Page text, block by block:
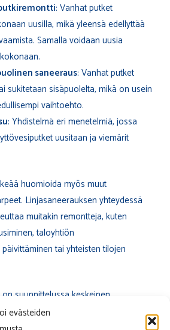
evästeiden
: Vanhat putket
uusilla, mikä yleensä edellyttää
Samalla voidaan uusia
saneeraus: Vanhat putket
sukitetaan sisäpuolelta, mikä on usein
vaihtoehto.
: Yhdistelmä eri menetelmiä, jossa
uusitaan ja viemärit
huomioida myös muut
Linjasaneerauksen yhteydessä
muitakin remontteja, kuten
taloyhtiön
tai yhteisten tilojen
suunnittelussa keskeinen.
käyttää kokenutta projektinjohtajaa tai